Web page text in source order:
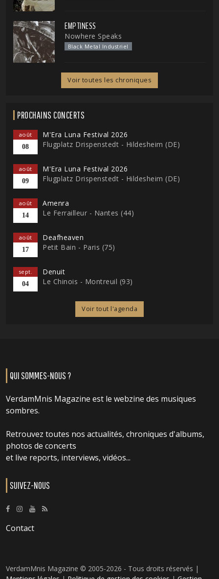
EMPTINESS
Nowhere Speaks
Black Metal Industriel
Voir toutes les chroniques
PROCHAINS CONCERTS
août
08
M'Era Luna Festival 2026
Flugplatz Drispenstedt - Hildesheim (DE)
août
09
M'Era Luna Festival 2026
Flugplatz Drispenstedt - Hildesheim (DE)
août
14
Amenra
Le Ferrailleur - Nantes (44)
août
17
Deafheaven
Petit Bain - Paris (75)
sept.
04
Denuit
Le Chinois - Montreuil (93)
Voir tout l'agenda
QUI SOMMES-NOUS ?
VerdamMnis Magazine est le webzine des musiques
sombres.
Retrouvez toutes nos actualités, chroniques d'albums,
photos de concerts
et live reports, interviews, vidéos...
SUIVEZ-NOUS
Contact
VerdamMnis Magazine © 2005-2026 - Tous droits réservés |